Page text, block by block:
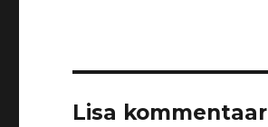
Lisa kommentaar